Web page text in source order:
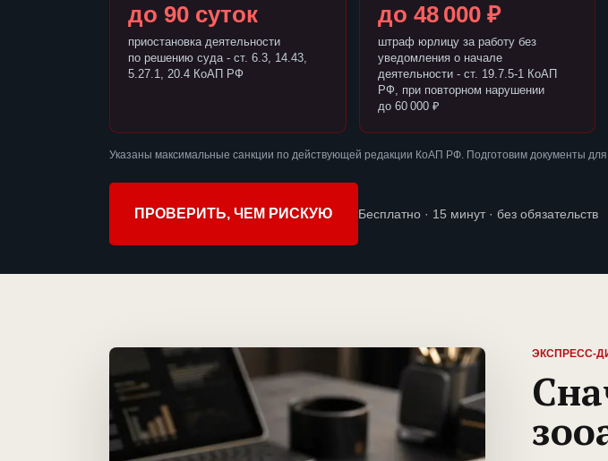
до 90 суток
приостановка деятельности
по решению суда - ст. 6.3, 14.43,
5.27.1, 20.4 КоАП РФ
до 48 000 ₽
штраф юрлицу за работу без
уведомления о начале
деятельности - ст. 19.7.5-1 КоАП
РФ, при повторном нарушении
до 60 000 ₽
Указаны максимальные санкции по действующей редакции КоАП РФ. Подготовим документы
ПРОВЕРИТЬ, ЧЕМ РИСКУЮ Бесплатно · 15 минут · без обязательств
ЭКСПРЕСС-